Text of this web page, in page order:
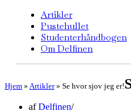
Artikler
Pustehullet
Studenterhåndbogen
Om Delfinen
Hjem » Artikler» Se hvor sjov jeg er!
afDelfinen